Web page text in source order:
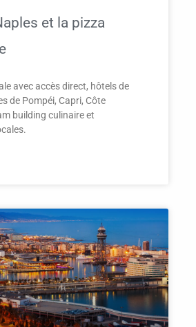
et la pizza
avec accès direct, hôtels de
de Pompéi, Capri, Côte
building culinaire et